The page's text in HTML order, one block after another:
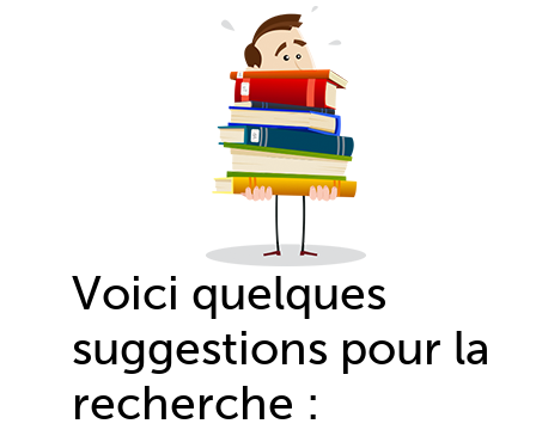
Voici quelques
suggestions pour la
recherche :